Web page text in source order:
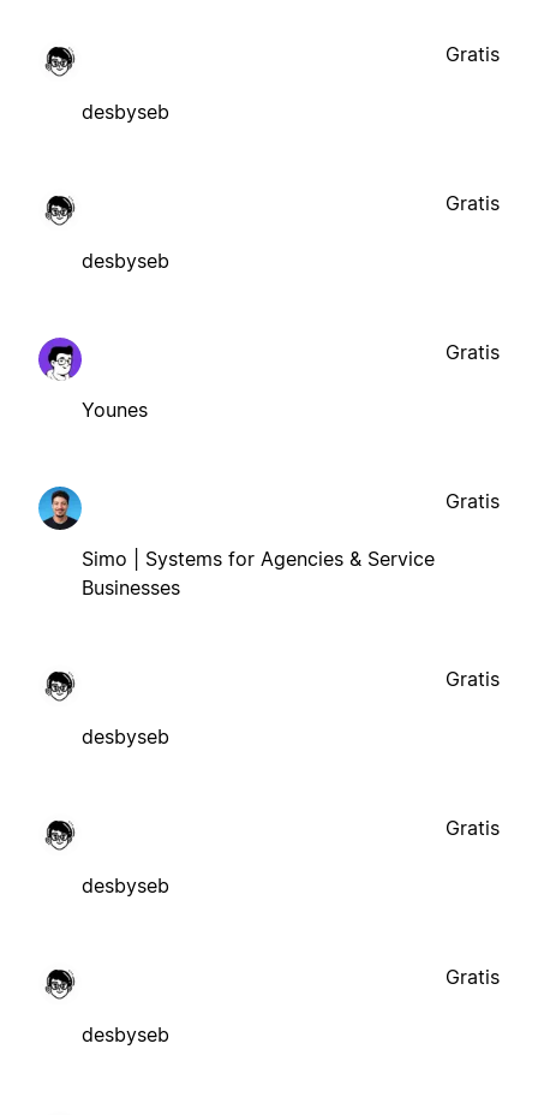
desbyseb
Gratis
desbyseb
Gratis
Younes
Gratis
Simo | Systems for Agencies & Service
Businesses
Gratis
desbyseb
Gratis
desbyseb
Gratis
desbyseb
Gratis